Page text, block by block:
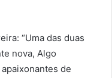
“Uma das duas
nova, Algo
de